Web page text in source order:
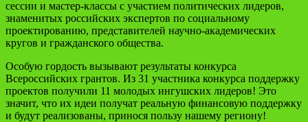
сессии и мастер-классы с участием политических лидеров,
знаменитых российских экспертов по социальному
проектированию, представителей научно-академических
кругов и гражданского общества.
Особую гордость вызывают результаты конкурса
Всероссийских грантов. Из 31 участника конкурса поддержку
проектов получили 11 молодых ингушских лидеров! Это
значит, что их идеи получат реальную финансовую поддержку
и будут реализованы, принося пользу нашему региону!